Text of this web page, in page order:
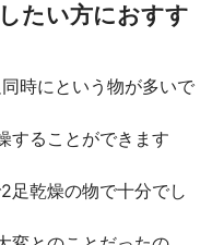
たい方におすす
同時にという物が多いで
することができます
足乾燥の物で十分でし